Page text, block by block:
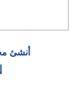
أنشئ